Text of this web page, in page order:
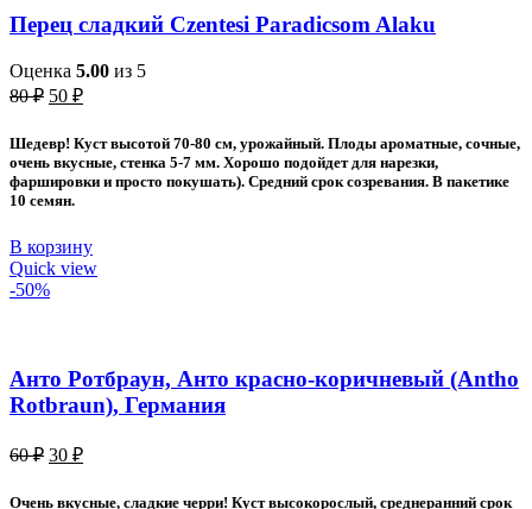
Перец сладкий Czentesi Paradicsom Alaku
Оценка 5.00 из 5
80₽ Первоначальная
составляла
80 ₽.
50 ₽Текущая
50 ₽.
Шедевр! Куст высотой 70-80 см, урожайный. Плоды ароматные, сочные,
очень вкусные, стенка 5-7 мм. Хорошо подойдет для нарезки,
фаршировки и просто покушать). Средний срок созревания. В пакетике
10 семян.
В корзину
Quick view
-50%
Анто Ротбраун, Анто красно-коричневый (Antho
Rotbraun), Германия
60₽ Первоначальная
30 ₽Текущая
30 ₽.
Очень вкусные, сладкие черри! Куст высокорослый, среднеранний срок